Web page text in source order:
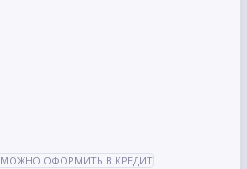
МОЖНО ОФОРМИТЬ В КРЕДИТ